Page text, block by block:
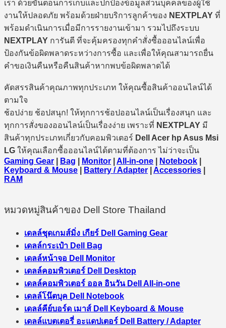
เรา ด้วยขั้นตอนการเก็บและปกป้องข้อมูลส่วนบุคคลของผู้ใช้
งานให้ปลอดภัย พร้อมด้วยฝ่ายบริการลูกค้าของ NEXTPLAY ที่
พร้อมดำเนินการเมื่อมีการรายงานเข้ามา รวมไปถึงระบบ
NEXTPLAY การันตี ที่จะคุ้มครองทุกคำสั่งซื้อออนไลน์เพื่อ
ป้องกันข้อผิดพลาดระหว่างการซื้อ และเพื่อให้คุณสามารถยื่น
คำขอเงินคืนหรือคืนสินค้าหากพบข้อผิดพลาดได้
คัดสรรสินค้าคุณภาพทุกประเภท ให้คุณซื้อสินค้าออนไลน์ได้
ตามใจ
ช้อปง่าย ช้อปสนุก! ให้ทุกการช้อปออนไลน์เป็นเรื่องสนุก และ
ทุกการสั่งของออนไลน์เป็นเรื่องง่าย เพราะที่ NEXTPLAY มี
สินค้าทุกประเภทเกี่ยวกับคอมพิวเตอร์ Dell Acer hp Asus Msi
LG ให้คุณเลือกซื้อออนไลน์ได้ตามที่ต้องการ ไม่ว่าจะเป็น
Gaming Gear
Bag Monitor All-in-one Notebook
Keyboard & Mouse
Battery / Adapter Accessories
RAM
หมวดหมู่สินค้าของ Dell Store Thailand
เดลล์ชุดเกมส์มิ่ง เกียร์ Dell Gaming Gear
เดลล์กระเป๋า Dell Bag
เดลล์หน้าจอ Dell Monitor
เดลล์คอมพิวเตอร์ Dell Desktop
เดลล์คอมพิวเตอร์ ออล อินวัน Dell All-in-one
เดลล์โน๊ตบุค Dell Notebook
เดลล์คีย์บอร์ด เมาส์ Dell Keyboard & Mouse
เดลล์แบตเตอรี่ อะแดปเตอร์ Dell Battery / Adapter